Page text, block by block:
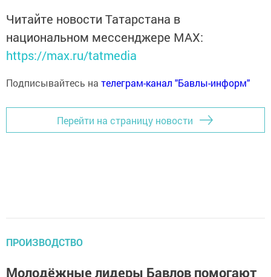
Читайте новости Татарстана в
национальном мессенджере MАХ:
https://max.ru/tatmedia
Подписывайтесь на телеграм-канал "Бавлы-информ"
Перейти на страницу новости
ПРОИЗВОДСТВО
Молодёжные лидеры Бавлов помогают